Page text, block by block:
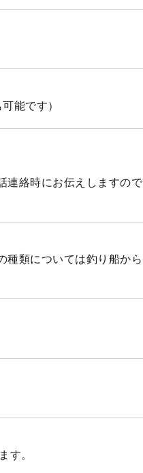
能です）
連絡時にお伝えしますので
種類については釣り船から
す。